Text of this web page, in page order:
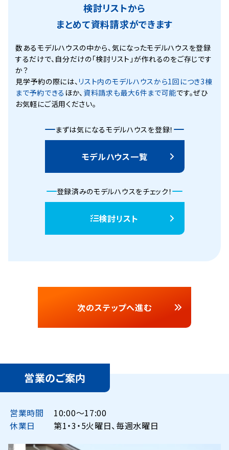
検討リストから
まとめて資料請求ができます
数あるモデルハウスの中から、気になったモデルハウスを登録
するだけで、 自分だけの「検討リスト」が作れるのをご存じです
か？
見学予約の際には、 リスト内のモデルハウスから1回につき3棟
まで予約できる ほか、 資料請求も最大6件まで可能です。ぜひ
お気軽にご活用ください。
まずは気になるモデルハウスを登録！
モデルハウス一覧
登録済みのモデルハウスをチェック！
検討リスト
次のステップへ進む
営業のご案内
営業時間
10:00〜17:00
休業日
第1・3・5火曜日、毎週水曜日